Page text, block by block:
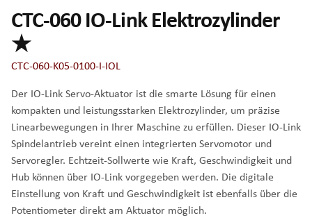
CTC-060 IO-Link Elektrozylinder
★
CTC-060-K05-0100-I-IOL
Der IO-Link Servo-Aktuator ist die smarte Lösung für einen
kompakten und leistungsstarken Elektrozylinder, um präzise
Linearbewegungen in Ihrer Maschine zu erfüllen. Dieser IO-Link
Spindelantrieb vereint einen integrierten Servomotor und
Servoregler. Echtzeit-Sollwerte wie Kraft, Geschwindigkeit und
Hub können über IO-Link vorgegeben werden. Die digitale
Einstellung von Kraft und Geschwindigkeit ist ebenfalls über die
Potentiometer direkt am Aktuator möglich.